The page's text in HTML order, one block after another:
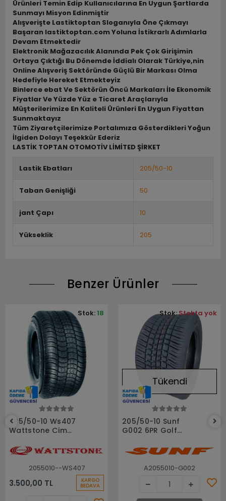
Ürünleri Temin Edip Kullanıcılarına En Uygun Şartlarda
Sunmayı Misyon Edinmiştir
Alışverişte Lastiktoptan Sloganıyla Öne Çıkmayı
Başaran lastiktoptan.com Yoluna İstikrarlı Adımlarla
Devam Etmektedir
Elektronik Mağazacılık Alanında Pek Çok Girişimin
Ortaya Çıktığı Bu Dönemde İddialı Olarak Türkiye,nin
Online Alışveriş Sektöründe Güçlü Bir Markası Olma
Hedefiyle Hereket Etmekteyiz
Binlerce ebat Ve Sektörün Öncü Markaları İle Ekonomik
Fiyatlar Ve Yüzde Yüz e Ticaret Araçlarıyla
Müşterilerimize En Kaliteli Ürünleri En Uygun Fiyattan
Sunmaktayız
Tüm Ziyaretçilerimize Portalımıza Gösterdikleri Yoğun
İlgiden Dolayı Teşekkür Ederiz
LASTİK TOPTAN OTOMOTİV LİMİTED ŞİRKET
Lastik Ebatları 205/50-10
Taban Genişliği 50
jant Çapı 10
Yükseklik 205
Benzer Ürünler
205/50-10 Ws407
Wattstone Çim
2055010--WS407
3.500,00 TL KARGO
BEDAVA
Stok:18
Stokta Yok
Tükendi
205/50-10 Sunf
G002 6PR Golf
A2055010-G002
Stok:Stokta yok